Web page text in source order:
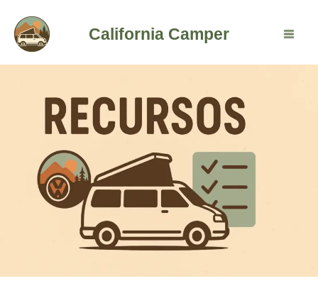
contenido
California Camper